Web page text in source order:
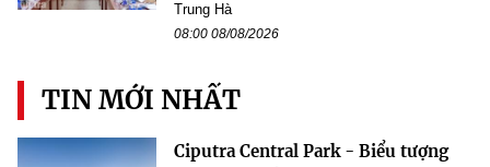
Trung Hà
08:00 08/08/2026
TIN MỚI NHẤT
Ciputra Central Park - Biểu tượng